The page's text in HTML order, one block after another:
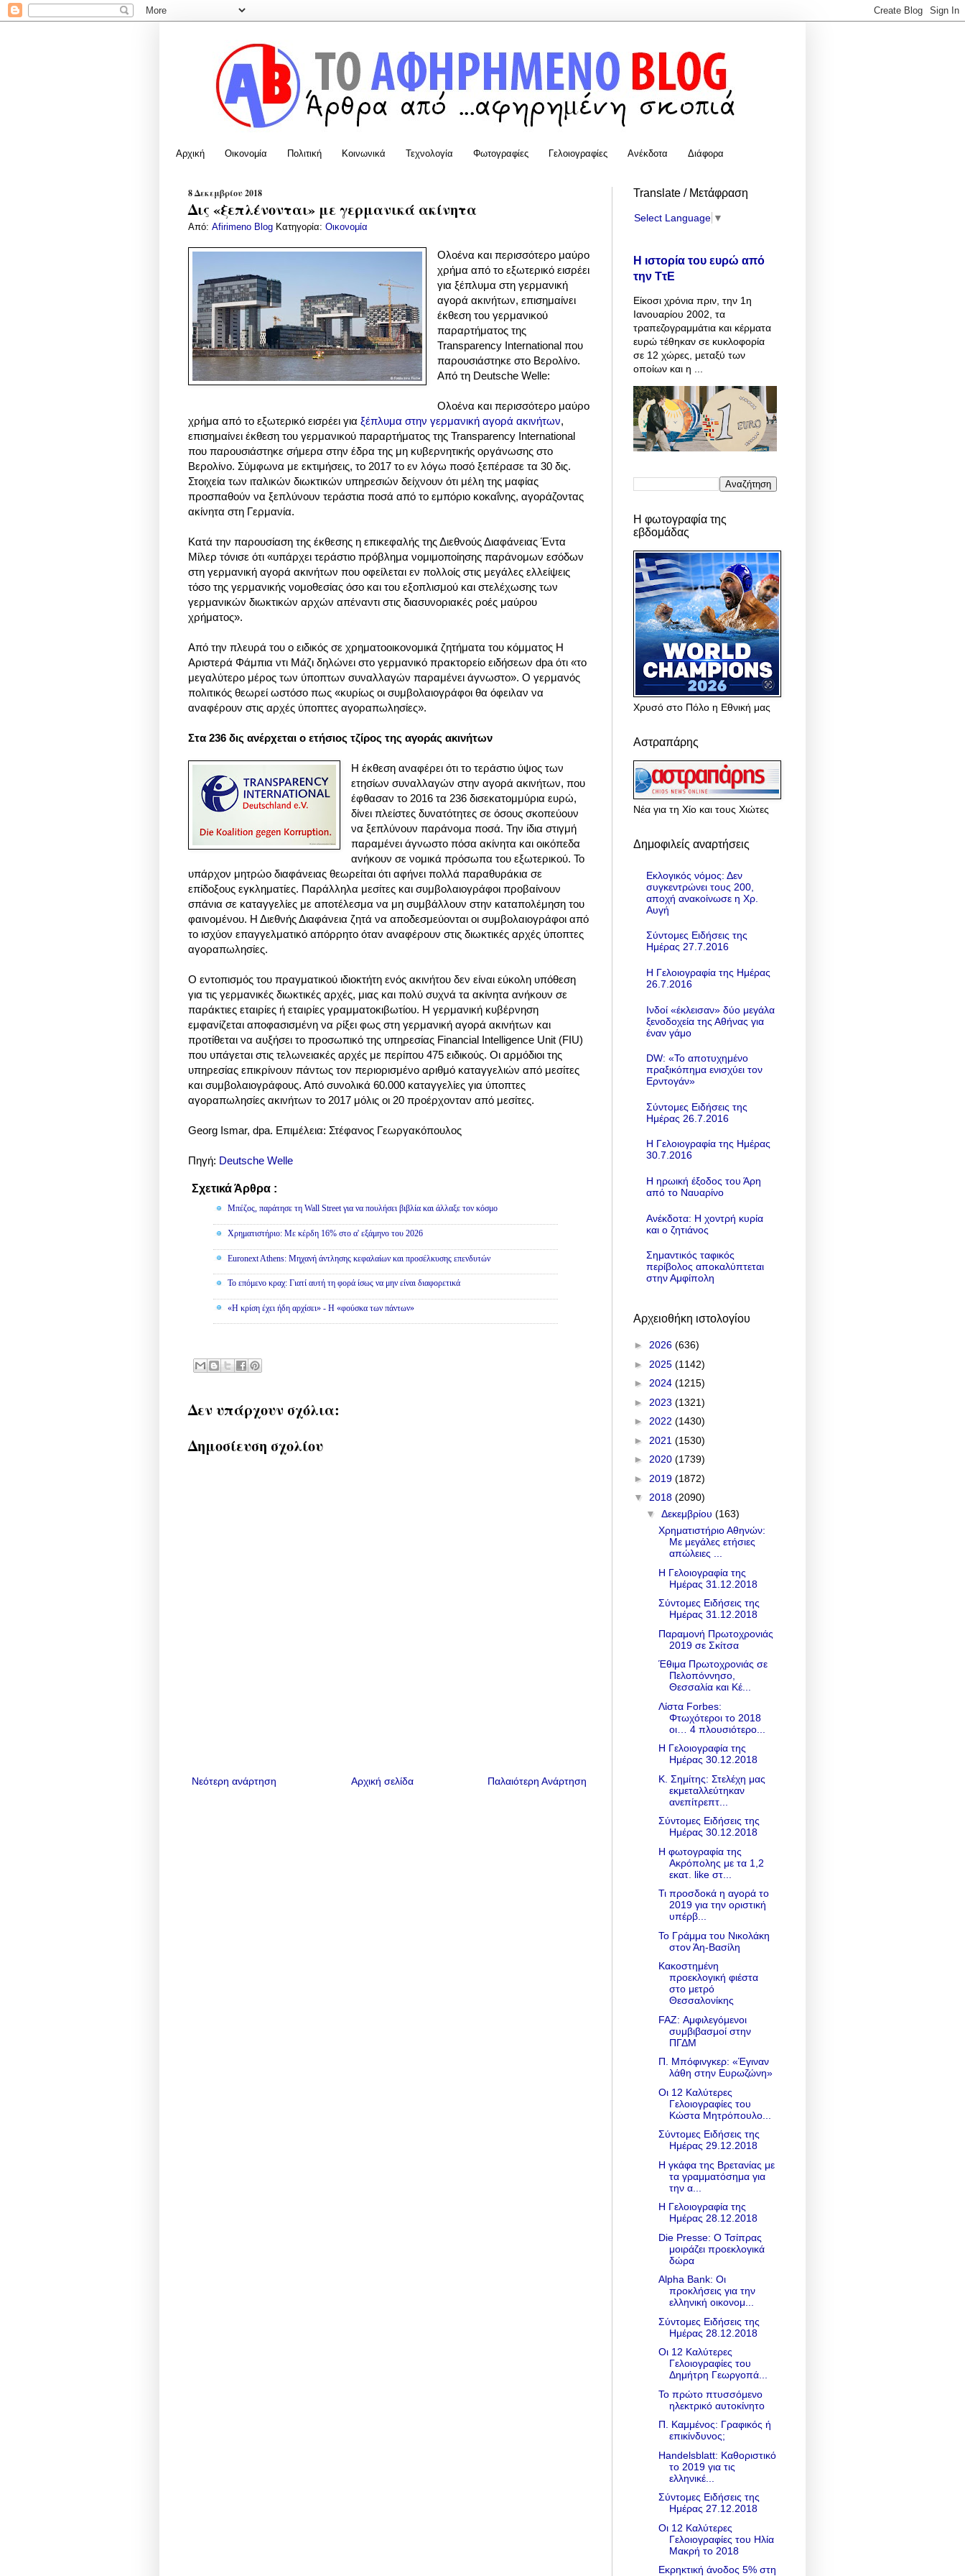
Αρχική Οικονομία Πολιτική Κοινωνικά Τεχνολογία Φωτογραφίες Γελοιογραφίες Ανέκδοτα Διάφορα
8 Δεκεμβρίου 2018
Δις «ξεπλένονται» με γερμανικά ακίνητα
Από: Afirimeno Blog Κατηγορία: Οικονομία
Ολοένα και περισσότερο μαύρο
χρήμα από το εξωτερικό εισρέει
για ξέπλυμα στη γερμανική
αγορά ακινήτων, επισημαίνει
έκθεση του γερμανικού
παραρτήματος της
Transparency International που
παρουσιάστηκε στο Βερολίνο.
Από τη Deutsche Welle:
Ολοένα και περισσότερο μαύρο
χρήμα από το εξωτερικό εισρέει για ξέπλυμα στην γερμανική αγορά ακινήτων,
επισημαίνει έκθεση του γερμανικού παραρτήματος της Transparency International
που παρουσιάστηκε σήμερα στην έδρα της μη κυβερνητικής οργάνωσης στο
Βερολίνο. Σύμφωνα με εκτιμήσεις, το 2017 το εν λόγω ποσό ξεπέρασε τα 30 δις.
Στοιχεία των ιταλικών διωκτικών υπηρεσιών δείχνουν ότι μέλη της μαφίας
προσπαθούν να ξεπλύνουν τεράστια ποσά από το εμπόριο κοκαΐνης, αγοράζοντας
ακίνητα στη Γερμανία.
Κατά την παρουσίαση της έκθεσης η επικεφαλής της Διεθνούς Διαφάνειας Έντα
Μίλερ τόνισε ότι «υπάρχει τεράστιο πρόβλημα νομιμοποίησης παράνομων εσόδων
στη γερμανική αγορά ακινήτων που οφείλεται εν πολλοίς στις μεγάλες ελλείψεις
τόσο της γερμανικής νομοθεσίας όσο και του εξοπλισμού και στελέχωσης των
γερμανικών διωκτικών αρχών απέναντι στις διασυνοριακές ροές μαύρου
χρήματος».
Από την πλευρά του ο ειδικός σε χρηματοοικονομικά ζητήματα του κόμματος Η
Αριστερά Φάμπια ντι Μάζι δηλώνει στο γερμανικό πρακτορείο ειδήσεων dpa ότι «το
μεγαλύτερο μέρος των ύποπτων συναλλαγών παραμένει άγνωστο». Ο γερμανός
πολιτικός θεωρεί ωστόσο πως «κυρίως οι συμβολαιογράφοι θα όφειλαν να
αναφέρουν στις αρχές ύποπτες αγοραπωλησίες».
Στα 236 δις ανέρχεται ο ετήσιος τζίρος της αγοράς ακινήτων
Η έκθεση αναφέρει ότι το τεράστιο ύψος των
ετησίων συναλλαγών στην αγορά ακινήτων, που
έφθασαν το 2016 τα 236 δισεκατομμύρια ευρώ,
δίνει πλείστες δυνατότητες σε όσους σκοπεύουν
να ξεπλύνουν παράνομα ποσά. Την ίδια στιγμή
παραμένει άγνωστο πόσα ακίνητα και οικόπεδα
ανήκουν σε νομικά πρόσωπα του εξωτερικού. Το
υπάρχον μητρώο διαφάνειας θεωρείται ότι αφήνει πολλά παραθυράκια σε
επίδοξους εγκληματίες. Παράλληλα μεσίτες και συμβολαιογράφοι προβαίνουν
σπάνια σε καταγγελίες με αποτέλεσμα να μη συμβάλλουν στην καταπολέμηση του
φαινομένου. Η Διεθνής Διαφάνεια ζητά να αποδεσμεύονται οι συμβολαιογράφοι από
το ισχύον επαγγελματικό απόρρητο όταν αναφέρουν στις διωκτικές αρχές ύποπτες
αγοραπωλησίες.
Ο εντοπισμός του πραγματικού ιδιοκτήτη ενός ακινήτου δεν είναι εύκολη υπόθεση
για τις γερμανικές διωκτικές αρχές, μιας και πολύ συχνά τα ακίνητα ανήκουν σε
παράκτιες εταιρίες ή εταιρίες γραμματοκιβωτίου. Η γερμανική κυβέρνηση
εμφανίζεται αποφασισμένη να ρίξει φως στη γερμανική αγορά ακινήτων και
προτίθεται να αυξήσει το προσωπικό της υπηρεσίας Financial Intelligence Unit (FIU)
που υπάγεται στις τελωνειακές αρχές με περίπου 475 ειδικούς. Οι αρμόδιοι της
υπηρεσίας επικρίνουν πάντως τον περιορισμένο αριθμό καταγγελιών από μεσίτες
και συμβολαιογράφους. Από συνολικά 60.000 καταγγελίες για ύποπτες
αγοραπωλησίες ακινήτων το 2017 μόλις οι 20 προέρχονταν από μεσίτες.
Georg Ismar, dpa. Επιμέλεια: Στέφανος Γεωργακόπουλος
Πηγή: Deutsche Welle
Σχετικά Άρθρα :
Μπέζος, παράτησε τη Wall Street για να πουλήσει βιβλία και άλλαξε τον κόσμο
Χρηματιστήριο: Με κέρδη 16% στο α' εξάμηνο του 2026
Euronext Athens: Μηχανή άντλησης κεφαλαίων και προσέλκυσης επενδυτών
To επόμενο κραχ: Γιατί αυτή τη φορά ίσως να μην είναι διαφορετικά
«Η κρίση έχει ήδη αρχίσει» - Η «φούσκα των πάντων»
Δεν υπάρχουν σχόλια:
Δημοσίευση σχολίου
Νεότερη ανάρτηση Παλαιότερη Ανάρτηση
Αρχική σελίδα
Translate / Μετάφραση
Select Language ▼
Η ιστορία του ευρώ από
την ΤτΕ
Είκοσι χρόνια πριν, την 1η
Ιανουαρίου 2002, τα
τραπεζογραμμάτια και κέρματα
ευρώ τέθηκαν σε κυκλοφορία
σε 12 χώρες, μεταξύ των
οποίων και η ...
Η φωτογραφία της
εβδομάδας
Χρυσό στο Πόλο η Εθνική μας
Αστραπάρης
Νέα για τη Χίο και τους Χιώτες
Δημοφιλείς αναρτήσεις
Εκλογικός νόμος: Δεν
συγκεντρώνει τους 200,
αποχή ανακοίνωσε η Χρ.
Αυγή
Σύντομες Ειδήσεις της
Ημέρας 27.7.2016
Η Γελοιογραφία της Ημέρας
26.7.2016
Ινδοί «έκλεισαν» δύο μεγάλα
ξενοδοχεία της Αθήνας για
έναν γάμο
DW: «To αποτυχημένο
πραξικόπημα ενισχύει τον
Ερντογάν»
Σύντομες Ειδήσεις της
Ημέρας 26.7.2016
Η Γελοιογραφία της Ημέρας
30.7.2016
Η ηρωική έξοδος του Άρη
από το Ναυαρίνο
Ανέκδοτα: Η χοντρή κυρία
και ο ζητιάνος
Σημαντικός ταφικός
περίβολος αποκαλύπτεται
στην Αμφίπολη
Αρχειοθήκη ιστολογίου
► 2026 (636)
► 2025 (1142)
► 2024 (1215)
► 2023 (1321)
► 2022 (1430)
► 2021 (1530)
► 2020 (1739)
► 2019 (1872)
▼ 2018 (2090)
▼ Δεκεμβρίου (163)
Χρηματιστήριο Αθηνών:
Με μεγάλες ετήσιες
απώλειες ...
Η Γελοιογραφία της
Ημέρας 31.12.2018
Σύντομες Ειδήσεις της
Ημέρας 31.12.2018
Παραμονή Πρωτοχρονιάς
2019 σε Σκίτσα
Έθιμα Πρωτοχρονιάς σε
Πελοπόννησο,
Θεσσαλία και Κέ...
Λίστα Forbes:
Φτωχότεροι το 2018
οι… 4 πλουσιότερο...
Η Γελοιογραφία της
Ημέρας 30.12.2018
Κ. Σημίτης: Στελέχη μας
εκμεταλλεύτηκαν
ανεπίτρεπτ...
Σύντομες Ειδήσεις της
Ημέρας 30.12.2018
Η φωτογραφία της
Ακρόπολης με τα 1,2
εκατ. like στ...
Τι προσδοκά η αγορά το
2019 για την οριστική
υπέρβ...
Το Γράμμα του Νικολάκη
στον Άη-Βασίλη
Κακοστημένη
προεκλογική φιέστα
στο μετρό
Θεσσαλονίκης
FAZ: Αμφιλεγόμενοι
συμβιβασμοί στην
ΠΓΔΜ
Π. Μπόφινγκερ: «Έγιναν
λάθη στην Ευρωζώνη»
Οι 12 Καλύτερες
Γελοιογραφίες του
Κώστα Μητρόπουλο...
Σύντομες Ειδήσεις της
Ημέρας 29.12.2018
Η γκάφα της Βρετανίας με
τα γραμματόσημα για
την α...
Η Γελοιογραφία της
Ημέρας 28.12.2018
Die Presse: Ο Τσίπρας
μοιράζει προεκλογικά
δώρα
Alpha Bank: Οι
προκλήσεις για την
ελληνική οικονομ...
Σύντομες Ειδήσεις της
Ημέρας 28.12.2018
Οι 12 Καλύτερες
Γελοιογραφίες του
Δημήτρη Γεωργοπά...
Το πρώτο πτυσσόμενο
ηλεκτρικό αυτοκίνητο
Π. Καμμένος: Γραφικός ή
επικίνδυνος;
Handelsblatt: Καθοριστικό
το 2019 για τις
ελληνικέ...
Σύντομες Ειδήσεις της
Ημέρας 27.12.2018
Οι 12 Καλύτερες
Γελοιογραφίες του Ηλία
Μακρή το 2018
Εκρηκτική άνοδος 5% στη